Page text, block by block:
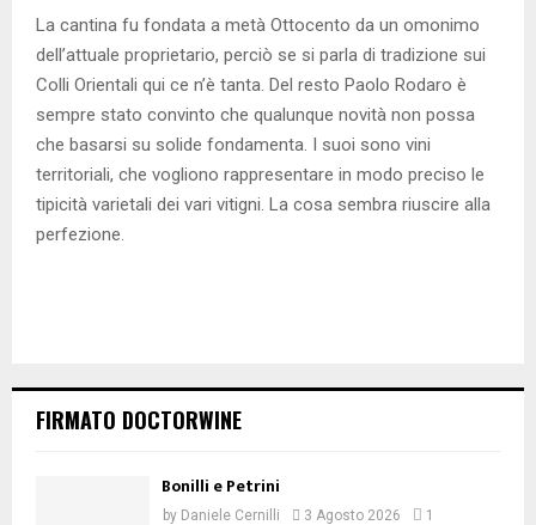
La cantina fu fondata a metà Ottocento da un omonimo
dell’attuale proprietario, perciò se si parla di tradizione sui
Colli Orientali qui ce n’è tanta. Del resto Paolo Rodaro è
sempre stato convinto che qualunque novità non possa
che basarsi su solide fondamenta. I suoi sono vini
territoriali, che vogliono rappresentare in modo preciso le
tipicità varietali dei vari vitigni. La cosa sembra riuscire alla
perfezione.
FIRMATO DOCTORWINE
Bonilli e Petrini
by Daniele Cernilli 3 Agosto 2026 1